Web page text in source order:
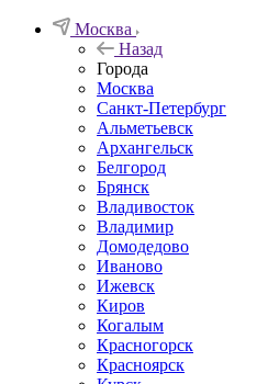
Москва
Назад
Города
Москва
Санкт-Петербург
Альметьевск
Архангельск
Белгород
Брянск
Владивосток
Владимир
Домодедово
Иваново
Ижевск
Киров
Когалым
Красногорск
Красноярск